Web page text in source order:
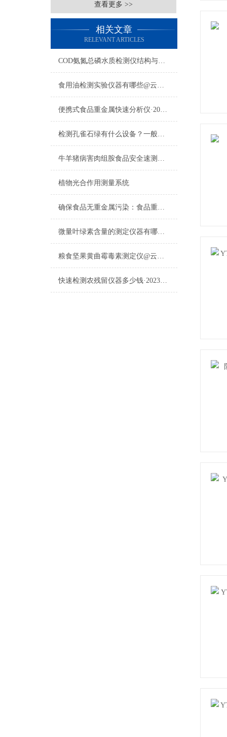
查看更多 >>
相关文章
RELEVANT ARTICLES
COD氨氮总磷水质检测仪结构与工作原理深度解析
食用油检测实验仪器有哪些@云唐牌食用油检测实验仪器有哪些详细介绍
便携式食品重金属快速分析仪·2023云唐新品已更新
检测孔雀石绿有什么设备？一般应用在哪些地方？
牛羊猪病害肉组胺食品安全速测仪设备选高精度病害肉组胺食品安全速测仪设备
植物光合作用测量系统
确保食品无重金属污染：食品重金属检测仪的重要角色
微量叶绿素含量的测定仪器有哪些2023精选品牌榜云唐
粮食坚果黄曲霉毒素测定仪@云唐行业品牌推荐粮食坚果黄曲霉毒素测定仪
快速检测农残留仪器多少钱·2023云唐报价系统已更新